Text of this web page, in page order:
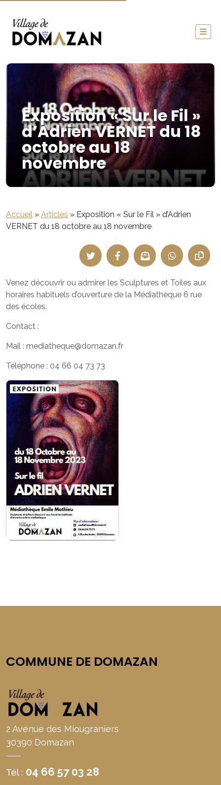
Exposition « Sur le Fil »
d’Adrien VERNET du 18
octobre au 18
novembre
Accueil » Articles » Exposition « Sur le Fil » d’Adrien
VERNET du 18 octobre au 18 novembre
Venez découvrir ou admirer les Sculptures et Toiles aux
horaires habituels d’ouverture de la Médiathèque 6 rue
des écoles.
Contact :
Mail : mediatheque@domazan.fr
Téléphone : 04 66 04 73 73
COMMUNE DE DOMAZAN
2 Avenue des Miougraniers
30390 Domazan
Tél : 04 66 57 03 28